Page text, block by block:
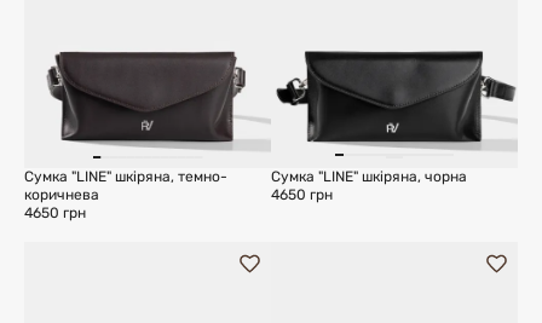
Сумка "LINE" шкіряна, темно-
коричнева
4650 грн
Сумка "LINE" шкіряна, чорна
4650 грн